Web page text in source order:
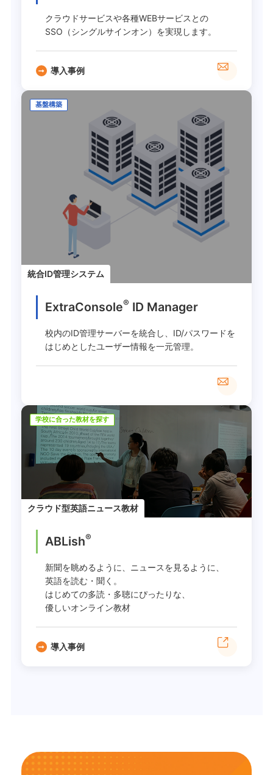
クラウドサービスや各種WEBサービスとの
SSO（シングルサインオン）を実現します。
導入事例
基盤構築
統合ID管理システム
ExtraConsole® ID Manager
校内のID管理サーバーを統合し、ID/パスワードを
はじめとしたユーザー情報を一元管理。
学校に合った教材を探す
クラウド型英語ニュース教材
ABLish®
新聞を眺めるように、ニュースを見るように、
英語を読む・聞く。
はじめての多読・多聴にぴったりな、
優しいオンライン教材
導入事例